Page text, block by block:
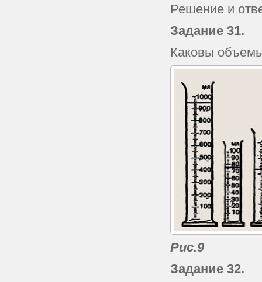
Решение и
Задание 31.
Каковы
Рис.9
Задание 32.